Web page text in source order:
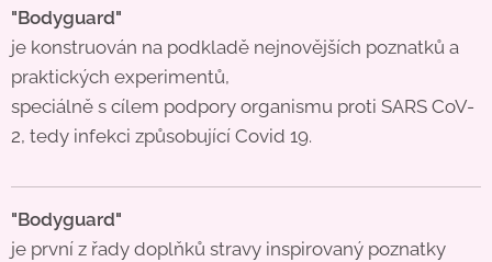
"Bodyguard"
je konstruován na podkladě nejnovějších poznatků a
praktických experimentů,
speciálně s cílem podpory organismu proti SARS CoV-
2, tedy infekci způsobující Covid 19.
"Bodyguard"
je první z řady doplňků stravy inspirovaný poznatky